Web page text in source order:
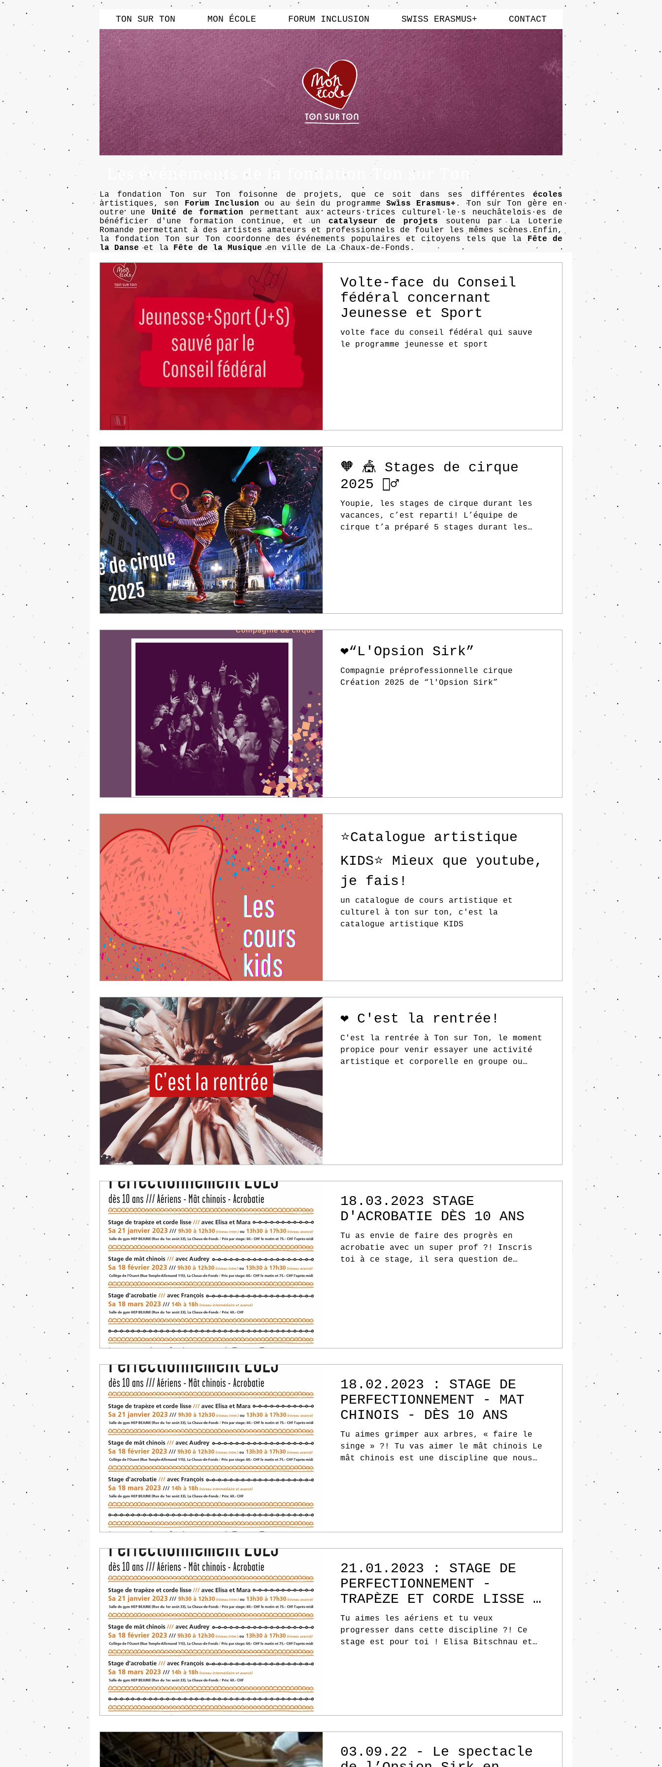
TON SUR TON MON ÉCOLE FORUM INCLUSION SWISS ERASMUS+ CONTACT
Les événements de la fondation Ton sur Ton
Volte-face du Conseil
fédéral concernant
Jeunesse et Sport
volte face du conseil fédéral qui sauve
le programme jeunesse et sport
🧡 🎪 Stages de cirque
2025 🤹‍♂️
Youpie, les stages de cirque durant les
vacances, c’est reparti! L’équipe de
cirque t’a préparé 5 stages durant les
❤️“L'Opsion Sirk”
Compagnie préprofessionnelle cirque
Création 2025 de “l'Opsion Sirk”
⭐️Catalogue artistique
KIDS⭐️ Mieux que youtube,
je fais!
un catalogue de cours artistique et
culturel à ton sur ton, c'est la
catalogue artistique KIDS
❤️ C'est la rentrée!
C'est la rentrée à Ton sur Ton, le moment
propice pour venir essayer une activité
artistique et corporelle en groupe ou
18.03.2023 STAGE
D'ACROBATIE DÈS 10 ANS
Tu as envie de faire des progrès en
acrobatie avec un super prof ?! Inscris
toi à ce stage, il sera question de
18.02.2023 : STAGE DE
PERFECTIONNEMENT - MAT
CHINOIS - DÈS 10 ANS
Tu aimes grimper aux arbres, « faire le
singe » ?! Tu vas aimer le mât chinois Le
mât chinois est une discipline que nous
21.01.2023 : STAGE DE
PERFECTIONNEMENT -
TRAPÈZE ET CORDE LISSE -
DÈS 10 ANS
Tu aimes les aériens et tu veux
progresser dans cette discipline ?! Ce
stage est pour toi ! Elisa Bitschnau et
03.09.22 - Le spectacle
La fondation Ton sur Ton foisonne de projets, que ce soit dans ses différentes écoles
artistiques, son Forum Inclusion ou au sein du programmeSwiss Erasmus+ . Ton sur Ton gère en
outre une Unité de formation permettant aux acteurs·trices culturel·le·s neuchâtelois·es de
bénéficier d'une formation continue, et uncatalyseur de projets soutenu par La Loterie
Romande permettant à des artistes amateurs et professionnels de fouler les mêmes scènes.Enfin,
la fondation Ton sur Ton coordonne des événements populaires et citoyens tels que la Fête de
la Danse et la Fête de la Musique en ville de La Chaux-de-Fonds.